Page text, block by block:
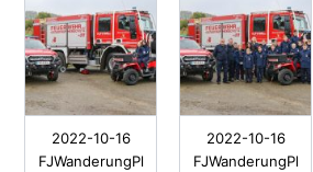
2022-10-16
FJWanderungPl
2022-10-16
FJWanderungPl